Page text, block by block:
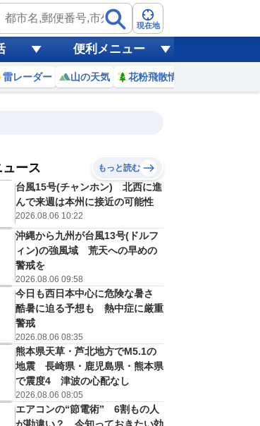
現在地
便利メニュー
雷レーダー 山の天気 花粉飛散情報
19
(水)
C
34 ℃
25℃
20
20
(木)
D
34
25℃
30%
予報の
信頼度
B
C
？
ース もっと読む
台風15号(チャンホン) 北西に進
んで来週は本州に接近の可能性
2026.08.06 10:22
沖縄から九州が台風13号(ドルフ
ィン)の強風域 荒天への早めの
警戒を
2026.08.06 09:58
今日も西日本中心に危険な暑さ
酷暑に迫る予想も 熱中症に厳重
警戒
2026.08.06 08:35
熊本県天草・芦北地方でM5.1の
地震 長崎県・鹿児島県・熊本県
で震度4 津波の心配なし
2026.08.06 08:05
エアコンの“節電術” 6割もの人
が勘違い？ 今知っておきたい効